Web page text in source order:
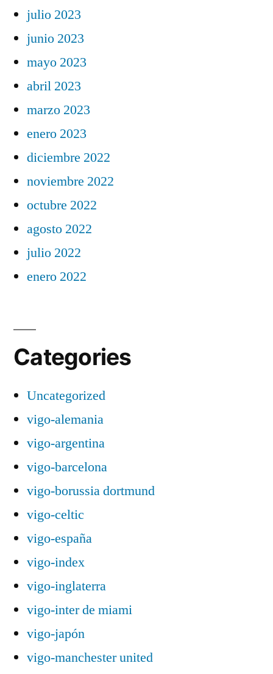
julio 2023
junio 2023
mayo 2023
abril 2023
marzo 2023
enero 2023
diciembre 2022
noviembre 2022
octubre 2022
agosto 2022
julio 2022
enero 2022
Categories
Uncategorized
vigo-alemania
vigo-argentina
vigo-barcelona
vigo-borussia dortmund
vigo-celtic
vigo-españa
vigo-index
vigo-inglaterra
vigo-inter de miami
vigo-japón
vigo-manchester united